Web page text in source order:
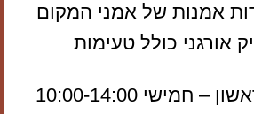
אמנות של אמני המקום
אורגני כולל טעימות
10:00-14:00